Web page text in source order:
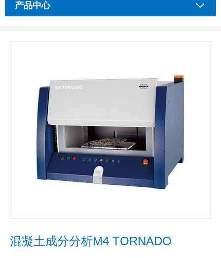
产品中心
混凝土成分分析M4 TORNADO